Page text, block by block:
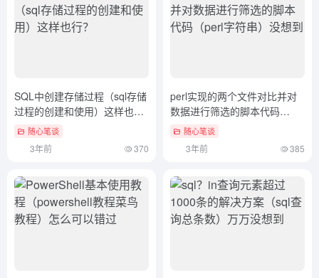
SQL中创建存储过程（sql存储
过程的创建和使用）这样也
行？随心笔谈
3年前 370
perl实现的两个文件对比并对
数据进行筛选的脚本代码
（perl字符串）没想到
随心笔谈
3年前 385